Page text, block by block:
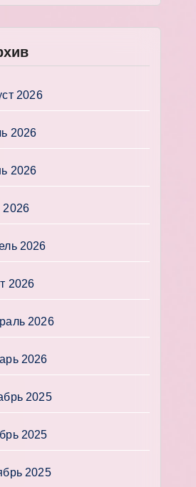
2026
2026
2026
2026
2026
2026
2026
2026
2025
2025
2025